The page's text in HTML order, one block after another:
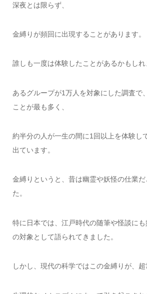
深夜とは限らず、
金縛りが頻回に出現することがあります。
誰しも一度は体験したことがあるかもしれ
あるグループが1万人を対象にした調査で
ことが最も多く、
約半分の人が一生の間に1回以上を体験し
出ています。
金縛りというと、昔は幽霊や妖怪の仕業
た。
特に日本では、江戸時代の随筆や怪談に
の対象として語られてきました。
しかし、現代の科学ではこの金縛りが、超